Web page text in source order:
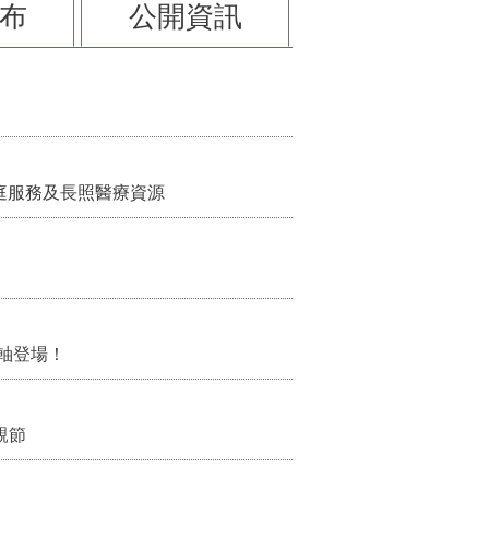
公開資訊
服務及長照醫療資源
登場！
節